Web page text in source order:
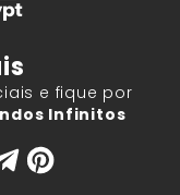
e fique por
Infinitos